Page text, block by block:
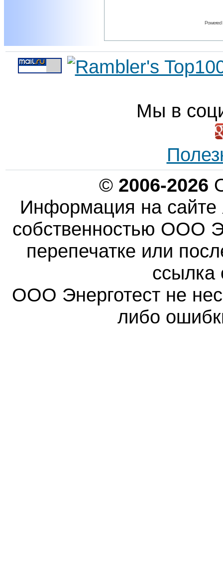
Powered
Мы в
© 2006-2026
Информация на сайте
собственностью ООО
перепечатке или
ссылка
ООО Энерготест не
либо